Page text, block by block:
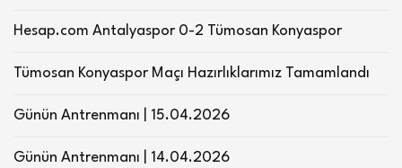
Hesap.com Antalyaspor 0-2 Tümosan Konyaspor
Tümosan Konyaspor Maçı Hazırlıklarımız Tamamlandı
Günün Antrenmanı | 15.04.2026
Günün Antrenmanı | 14.04.2026